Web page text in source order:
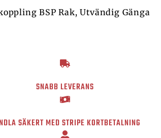
BSP Rak, Utvändig Gänga
SNABB LEVERANS
SÄKERT MED STRIPE KORTBETALNING